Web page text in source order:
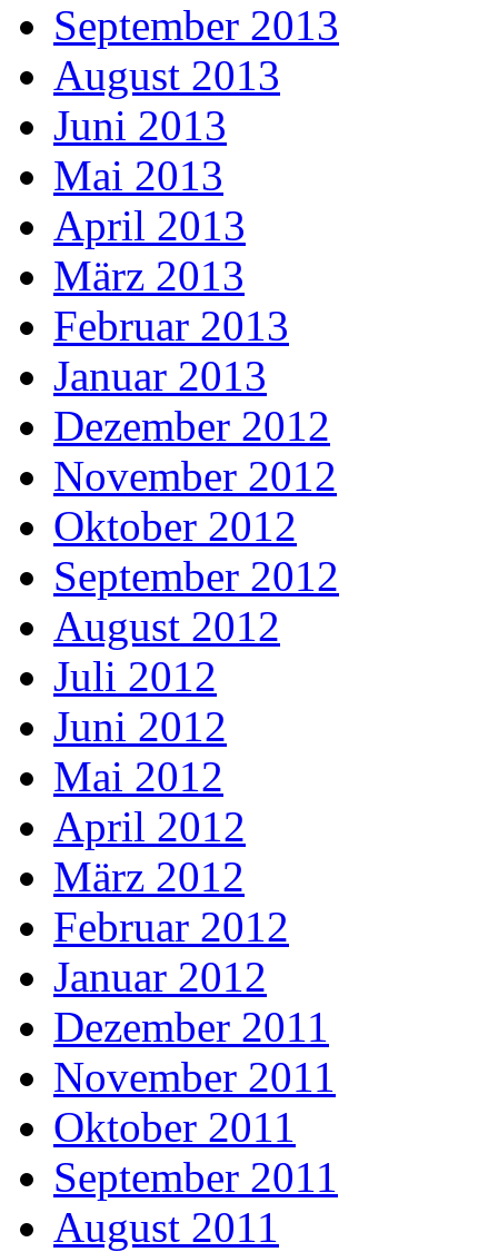
September 2013
August 2013
Juni 2013
Mai 2013
April 2013
März 2013
Februar 2013
Januar 2013
Dezember 2012
November 2012
Oktober 2012
September 2012
August 2012
Juli 2012
Juni 2012
Mai 2012
April 2012
März 2012
Februar 2012
Januar 2012
Dezember 2011
November 2011
Oktober 2011
September 2011
August 2011